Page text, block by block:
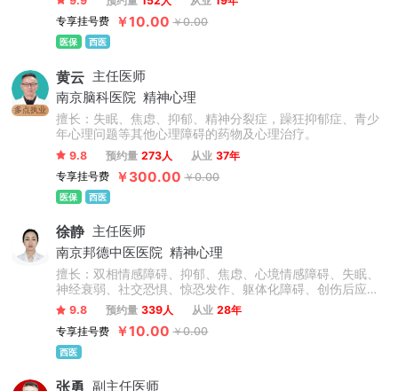
专享挂号费
￥10.00 ￥0.00
医保 西医
多点执业
黄云 主任医师
南京脑科医院 精神心理
擅长：失眠、焦虑、抑郁、精神分裂症，躁狂抑郁症、青少
年心理问题等其他心理障碍的药物及心理治疗。
9.8 预约量 273人 从业 37年
专享挂号费
￥300.00 ￥0.00
医保 西医
徐静 主任医师
南京邦德中医医院 精神心理
擅长：双相情感障碍、抑郁、焦虑、心境情感障碍、失眠、
神经衰弱、社交恐惧、惊恐发作、躯体化障碍、创伤后应激
障碍、精神分裂症、强迫症、植物神经紊乱、多动症、青少
年心理问题、网瘾、厌学、叛逆、心理障碍、精神障碍等精
神心理问题。
9.8 预约量 339人 从业 28年
专享挂号费
￥10.00 ￥0.00
西医
张勇 副主任医师